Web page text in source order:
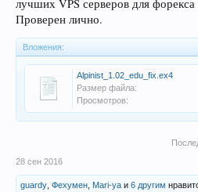
лучших VPS серверов для
Проверен лично.
Вложения:
Alpinist_1.02_edu_fix.ex4
Размер файла:
Просмотров:
28 сен 2016
guardy Фехумен Mari-ya и 6 другим